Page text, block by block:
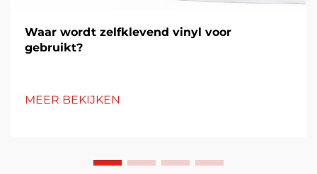
Waar wordt zelfklevend vinyl voor
gebruikt?
MEER BEKIJKEN